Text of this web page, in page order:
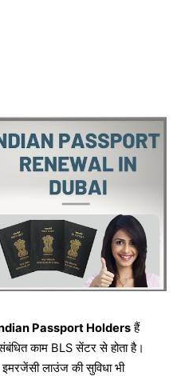
Passport Holdersहैं
काम BLS सेंटर से होता है।
लाउंज की सुविधा भी